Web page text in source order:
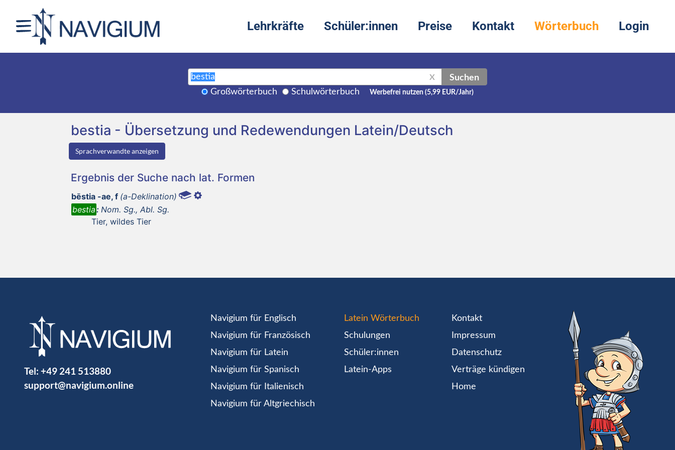
Lehrkräfte Schüler:innen Preise Kontakt Wörterbuch Login
X Suchen
Großwörterbuch Schulwörterbuch Werbefrei nutzen (5,99 EUR/Jahr)
bestia - Übersetzung und Redewendungen Latein/Deutsch
Sprachverwandte anzeigen
Ergebnis der Suche nach lat. Formen
bēstia -ae, f (a-Deklination)
bestia: Nom. Sg., Abl. Sg.
Tier, wildes Tier
Tel: +49 241 513880
support@navigium.online
Navigium für Englisch
Navigium für Französisch
Navigium für Latein
Navigium für Spanisch
Navigium für Italienisch
Navigium für Altgriechisch
Latein Wörterbuch
Schulungen
Schüler:innen
Latein-Apps
Kontakt
Impressum
Datenschutz
Verträge kündigen
Home